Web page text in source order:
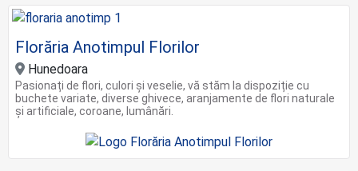
Florăria Anotimpul Florilor
Hunedoara
Pasionați de flori, culori și veselie, vă stăm la dispoziție cu
buchete variate, diverse ghivece, aranjamente de flori naturale
și artificiale, coroane, lumânări.